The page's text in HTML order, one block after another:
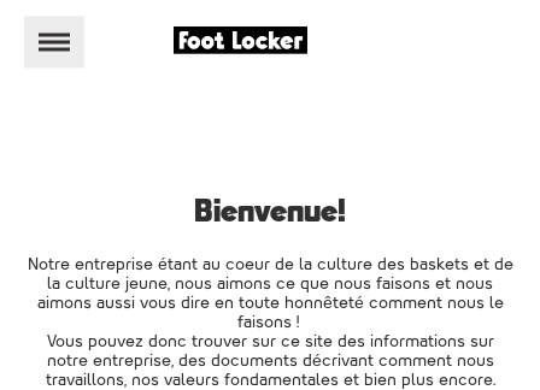
Bienvenue!
Notre entreprise étant au coeur de la culture des baskets et de
la culture jeune, nous aimons ce que nous faisons et nous
aimons aussi vous dire en toute honnêteté comment nous le
faisons !
Vous pouvez donc trouver sur ce site des informations sur
notre entreprise, des documents décrivant comment nous
travaillons, nos valeurs fondamentales et bien plus encore.